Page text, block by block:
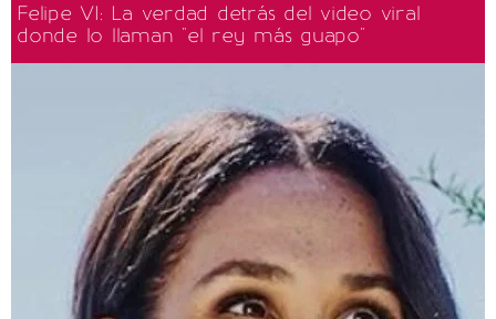
Felipe VI: La verdad detrás del video viral
donde lo llaman "el rey más guapo"